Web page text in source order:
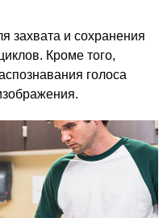
захвата и сохранения
Кроме того,
голоса